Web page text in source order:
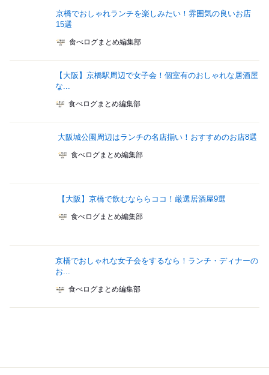
京橋でおしゃれランチを楽しみたい！雰囲気の良いお店
15選
食べログまとめ編集部
【大阪】京橋駅周辺で女子会！個室有のおしゃれな居酒屋
な...
食べログまとめ編集部
大阪城公園周辺はランチの名店揃い！おすすめのお店8選
食べログまとめ編集部
【大阪】京橋で飲むなららココ！厳選居酒屋9選
食べログまとめ編集部
京橋でおしゃれな女子会をするなら！ランチ・ディナーの
お...
食べログまとめ編集部